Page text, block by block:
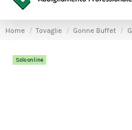
Home Tovaglie Gonne Buffet
Solo online